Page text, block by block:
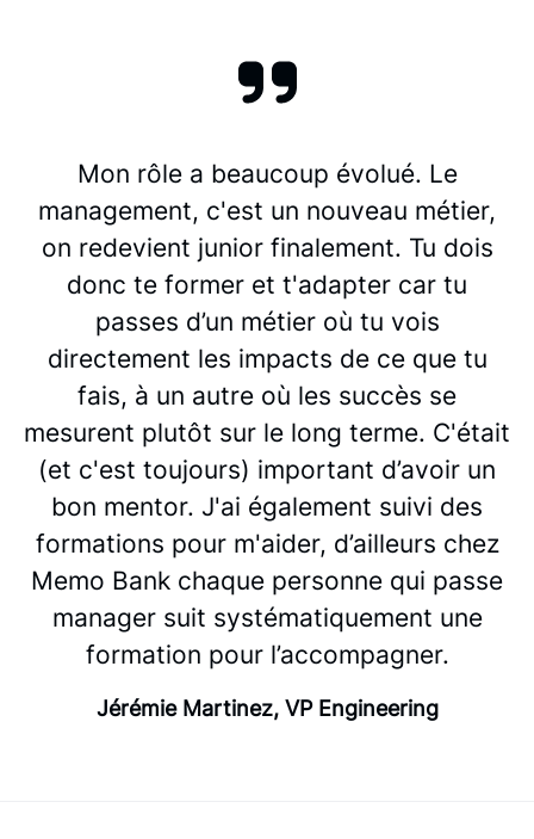
Mon rôle a beaucoup évolué. Le
management, c'est un nouveau métier,
on redevient junior finalement. Tu dois
donc te former et t'adapter car tu
passes d’un métier où tu vois
directement les impacts de ce que tu
fais, à un autre où les succès se
mesurent plutôt sur le long terme. C'était
(et c'est toujours) important d’avoir un
bon mentor. J'ai également suivi des
formations pour m'aider, d’ailleurs chez
Memo Bank chaque personne qui passe
manager suit systématiquement une
formation pour l’accompagner.
Jérémie Martinez, VP Engineering